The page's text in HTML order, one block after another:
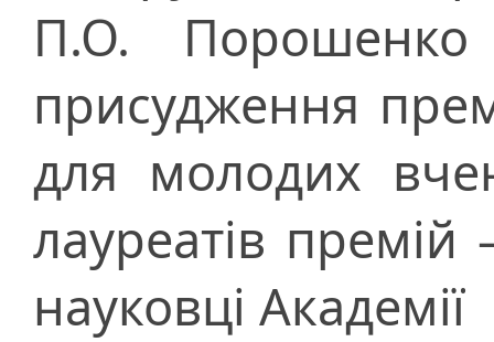
П.О. Порошенко
присудження
для молодих
лауреатів
науковці Академії